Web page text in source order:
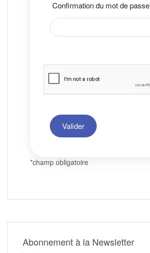
Confirmation du mot de passe
Valider
*champ obligatoire
Abonnement à la Newsletter